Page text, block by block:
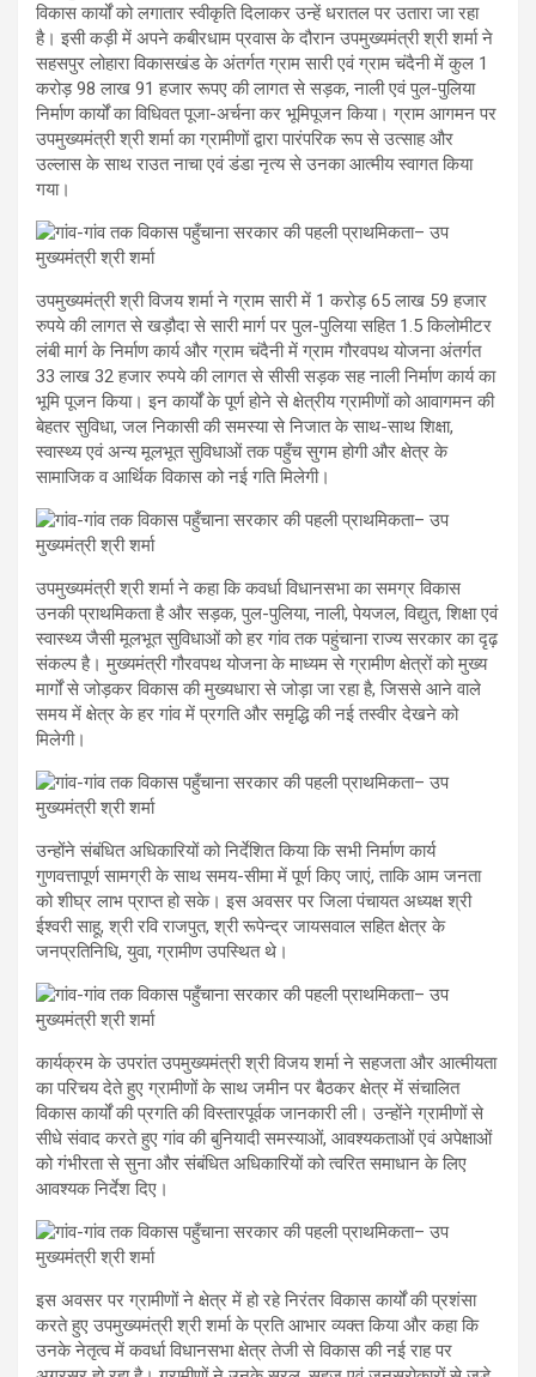
विकास कार्यों को लगातार स्वीकृति दिलाकर उन्हें धरातल पर उतारा जा रहा
है। इसी कड़ी में अपने कबीरधाम प्रवास के दौरान उपमुख्यमंत्री श्री शर्मा ने
सहसपुर लोहारा विकासखंड के अंतर्गत ग्राम सारी एवं ग्राम चंदैनी में कुल 1
करोड़ 98 लाख 91 हजार रूपए की लागत से सड़क, नाली एवं पुल-पुलिया
निर्माण कार्यों का विधिवत पूजा-अर्चना कर भूमिपूजन किया। ग्राम आगमन पर
उपमुख्यमंत्री श्री शर्मा का ग्रामीणों द्वारा पारंपरिक रूप से उत्साह और
उल्लास के साथ राउत नाचा एवं डंडा नृत्य से उनका आत्मीय स्वागत किया
गया।
उपमुख्यमंत्री श्री विजय शर्मा ने ग्राम सारी में 1 करोड़ 65 लाख 59 हजार
रुपये की लागत से खड़ौदा से सारी मार्ग पर पुल-पुलिया सहित 1.5 किलोमीटर
लंबी मार्ग के निर्माण कार्य और ग्राम चंदैनी में ग्राम गौरवपथ योजना अंतर्गत
33 लाख 32 हजार रुपये की लागत से सीसी सड़क सह नाली निर्माण कार्य का
भूमि पूजन किया। इन कार्यों के पूर्ण होने से क्षेत्रीय ग्रामीणों को आवागमन की
बेहतर सुविधा, जल निकासी की समस्या से निजात के साथ-साथ शिक्षा,
स्वास्थ्य एवं अन्य मूलभूत सुविधाओं तक पहुँच सुगम होगी और क्षेत्र के
सामाजिक व आर्थिक विकास को नई गति मिलेगी।
उपमुख्यमंत्री श्री शर्मा ने कहा कि कवर्धा विधानसभा का समग्र विकास
उनकी प्राथमिकता है और सड़क, पुल-पुलिया, नाली, पेयजल, विद्युत, शिक्षा एवं
स्वास्थ्य जैसी मूलभूत सुविधाओं को हर गांव तक पहुंचाना राज्य सरकार का दृढ़
संकल्प है। मुख्यमंत्री गौरवपथ योजना के माध्यम से ग्रामीण क्षेत्रों को मुख्य
मार्गों से जोड़कर विकास की मुख्यधारा से जोड़ा जा रहा है, जिससे आने वाले
समय में क्षेत्र के हर गांव में प्रगति और समृद्धि की नई तस्वीर देखने को
मिलेगी।
उन्होंने संबंधित अधिकारियों को निर्देशित किया कि सभी निर्माण कार्य
गुणवत्तापूर्ण सामग्री के साथ समय-सीमा में पूर्ण किए जाएं, ताकि आम जनता
को शीघ्र लाभ प्राप्त हो सके। इस अवसर पर जिला पंचायत अध्यक्ष श्री
ईश्वरी साहू, श्री रवि राजपुत, श्री रूपेन्द्र जायसवाल सहित क्षेत्र के
जनप्रतिनिधि, युवा, ग्रामीण उपस्थित थे।
कार्यक्रम के उपरांत उपमुख्यमंत्री श्री विजय शर्मा ने सहजता और आत्मीयता
का परिचय देते हुए ग्रामीणों के साथ जमीन पर बैठकर क्षेत्र में संचालित
विकास कार्यों की प्रगति की विस्तारपूर्वक जानकारी ली। उन्होंने ग्रामीणों से
सीधे संवाद करते हुए गांव की बुनियादी समस्याओं, आवश्यकताओं एवं अपेक्षाओं
को गंभीरता से सुना और संबंधित अधिकारियों को त्वरित समाधान के लिए
आवश्यक निर्देश दिए।
इस अवसर पर ग्रामीणों ने क्षेत्र में हो रहे निरंतर विकास कार्यों की प्रशंसा
करते हुए उपमुख्यमंत्री श्री शर्मा के प्रति आभार व्यक्त किया और कहा कि
उनके नेतृत्व में कवर्धा विधानसभा क्षेत्र तेजी से विकास की नई राह पर